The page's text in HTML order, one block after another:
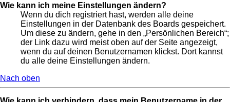
Wie kann ich meine Einstellungen ändern?
Wenn du dich registriert hast, werden alle deine
Einstellungen in der Datenbank des Boards gespeichert.
Um diese zu ändern, gehe in den „Persönlichen Bereich“;
der Link dazu wird meist oben auf der Seite angezeigt,
wenn du auf deinen Benutzernamen klickst. Dort kannst
du alle deine Einstellungen ändern.
Nach oben